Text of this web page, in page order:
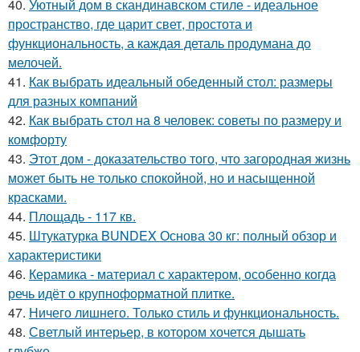
40. Уютный дом в скандинавском стиле - идеальное
пространство, где царит свет, простота и
функциональность, а каждая деталь продумана до
мелочей.
41. Как выбрать идеальный обеденный стол: размеры
для разных компаний
42. Как выбрать стол на 8 человек: советы по размеру и
комфорту
43. Этот дом - доказательство того, что загородная жизнь
может быть не только спокойной, но и насыщенной
красками.
44. Площадь - 117 кв.
45. Штукатурка BUNDEX Основа 30 кг: полный обзор и
характеристики
46. Керамика - материал с характером, особенно когда
речь идёт о крупноформатной плитке.
47. Ничего лишнего. Только стиль и функциональность.
48. Светлый интерьер, в котором хочется дышать